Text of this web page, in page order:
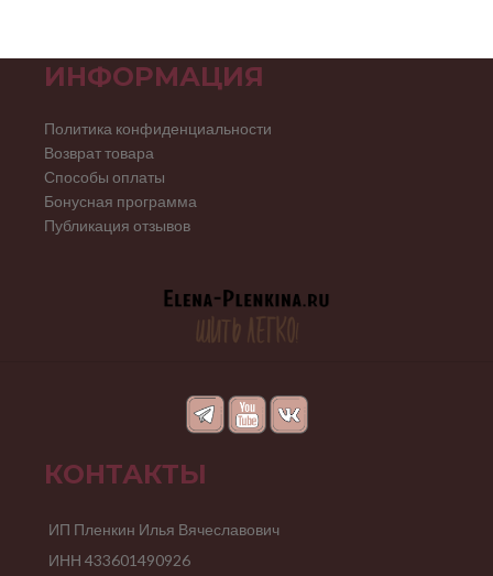
ИНФОРМАЦИЯ
Политика конфиденциальности
Возврат товара
Способы оплаты
Бонусная программа
Публикация отзывов
КОНТАКТЫ
ИП Пленкин Илья Вячеславович
ИНН 433601490926